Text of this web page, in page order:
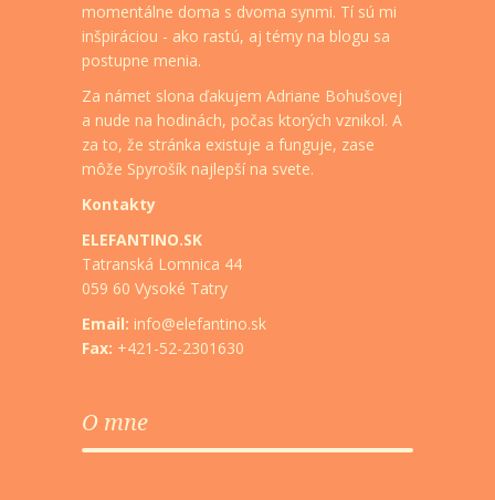
momentálne doma s dvoma synmi. Tí sú mi
inšpiráciou - ako rastú, aj témy na blogu sa
postupne menia.
Za námet slona ďakujem Adriane Bohušovej
a nude na hodinách, počas ktorých vznikol. A
za to, že stránka existuje a funguje, zase
môže Spyrošík najlepší na svete.
Kontakty
ELEFANTINO.SK
Tatranská Lomnica 44
059 60 Vysoké Tatry
Email: info@elefantino.sk
Fax: +421-52-2301630
O mne